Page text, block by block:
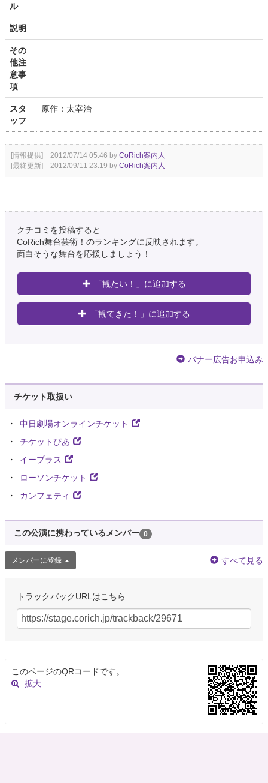
ル
説明
その
他注
意事
項
スタ
ッフ
原作：太宰治
[情報提供] 2012/07/14 05:46 by CoRich案内人
[最終更新] 2012/09/11 23:19 by CoRich案内人
クチコミを投稿すると
CoRich舞台芸術！のランキングに反映されます。
面白そうな舞台を応援しましょう！
「観たい！」に追加する
「観てきた！」に追加する
バナー広告お申込み
チケット取扱い
中日劇場オンラインチケット
チケットぴあ
イープラス
ローソンチケット
カンフェティ
この公演に携わっているメンバー 0
メンバーに登録 すべて見る
トラックバックURLはこちら
このページのQRコードです。
拡大